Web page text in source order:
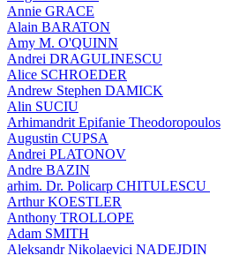
Annie GRACE
Alain BARATON
Amy M. O'QUINN
Andrei DRAGULINESCU
Alice SCHROEDER
Andrew Stephen DAMICK
Alin SUCIU
Arhimandrit Epifanie Theodoropoulos
Augustin CUPSA
Andrei PLATONOV
Andre BAZIN
arhim. Dr. Policarp CHITULESCU
Arthur KOESTLER
Anthony TROLLOPE
Adam SMITH
Aleksandr Nikolaevici NADEJDIN